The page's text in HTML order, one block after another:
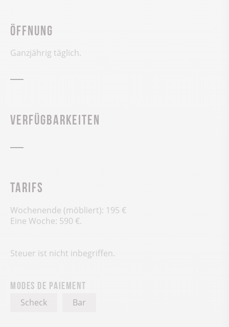
Öffnung
Ganzjährig täglich.
Verfügbarkeiten
Tarifs
Wochenende (möbliert): 195 €
Eine Woche: 590 €.
Steuer ist nicht inbegriffen.
Modes de paiement
Scheck Bar